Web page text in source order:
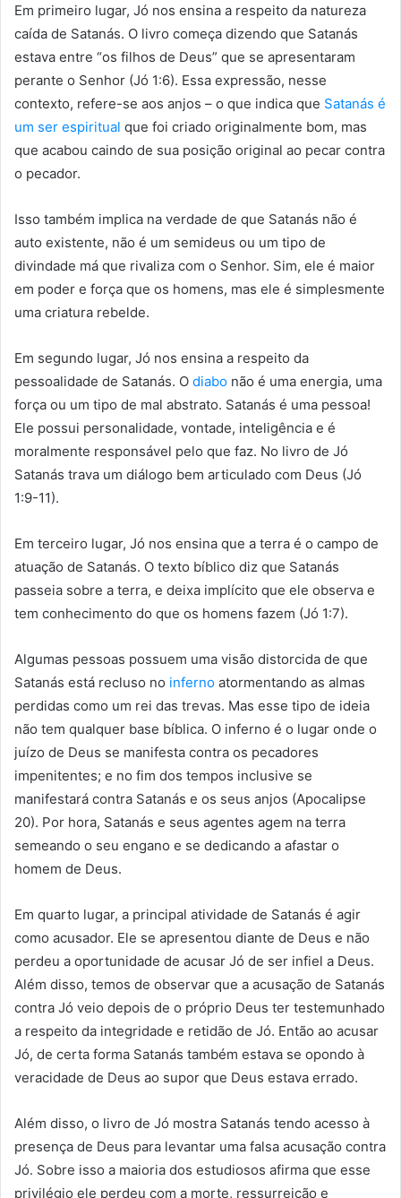
Em primeiro lugar, Jó nos ensina a respeito da natureza
caída de Satanás. O livro começa dizendo que Satanás
estava entre “os filhos de Deus” que se apresentaram
perante o Senhor (Jó 1:6). Essa expressão, nesse
contexto, refere-se aos anjos – o que indica que Satanás é
um ser espiritual que foi criado originalmente bom, mas
que acabou caindo de sua posição original ao pecar contra
o pecador.
Isso também implica na verdade de que Satanás não é
auto existente, não é um semideus ou um tipo de
divindade má que rivaliza com o Senhor. Sim, ele é maior
em poder e força que os homens, mas ele é simplesmente
uma criatura rebelde.
Em segundo lugar, Jó nos ensina a respeito da
pessoalidade de Satanás. O diabo não é uma energia, uma
força ou um tipo de mal abstrato. Satanás é uma pessoa!
Ele possui personalidade, vontade, inteligência e é
moralmente responsável pelo que faz. No livro de Jó
Satanás trava um diálogo bem articulado com Deus (Jó
1:9-11).
Em terceiro lugar, Jó nos ensina que a terra é o campo de
atuação de Satanás. O texto bíblico diz que Satanás
passeia sobre a terra, e deixa implícito que ele observa e
tem conhecimento do que os homens fazem (Jó 1:7).
Algumas pessoas possuem uma visão distorcida de que
Satanás está recluso no inferno atormentando as almas
perdidas como um rei das trevas. Mas esse tipo de ideia
não tem qualquer base bíblica. O inferno é o lugar onde o
juízo de Deus se manifesta contra os pecadores
impenitentes; e no fim dos tempos inclusive se
manifestará contra Satanás e os seus anjos (Apocalipse
20). Por hora, Satanás e seus agentes agem na terra
semeando o seu engano e se dedicando a afastar o
homem de Deus.
Em quarto lugar, a principal atividade de Satanás é agir
como acusador. Ele se apresentou diante de Deus e não
perdeu a oportunidade de acusar Jó de ser infiel a Deus.
Além disso, temos de observar que a acusação de Satanás
contra Jó veio depois de o próprio Deus ter testemunhado
a respeito da integridade e retidão de Jó. Então ao acusar
Jó, de certa forma Satanás também estava se opondo à
veracidade de Deus ao supor que Deus estava errado.
Além disso, o livro de Jó mostra Satanás tendo acesso à
presença de Deus para levantar uma falsa acusação contra
Jó. Sobre isso a maioria dos estudiosos afirma que esse
privilégio ele perdeu com a morte, ressurreição e